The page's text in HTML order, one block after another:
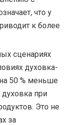
что у
к более
сценариях
духовка-
50 % меньше
духовка при
Это не
за